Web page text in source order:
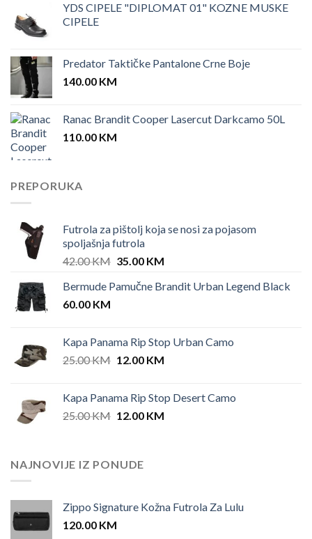
YDS CIPELE "DIPLOMAT 01" KOZNE MUSKE
CIPELE
Predator Taktičke Pantalone Crne Boje
140.00 KM
Ranac Brandit Cooper Lasercut Darkcamo 50L
110.00 KM
PREPORUKA
Futrola za pištolj koja se nosi za pojasom
spoljašnja futrola
42.00KM Original
was:
35.00 KMCurrent
is:
Bermude Pamučne Brandit Urban Legend Black
60.00 KM
Kapa Panama Rip Stop Urban Camo
25.00KM Original
25.00 KM.
12.00 KMCurrent
12.00 KM.
Kapa Panama Rip Stop Desert Camo
25.00KM Original
25.00 KM.
12.00 KMCurrent
NAJNOVIJE IZ PONUDE
Zippo Signature Kožna Futrola Za Lulu
120.00 KM